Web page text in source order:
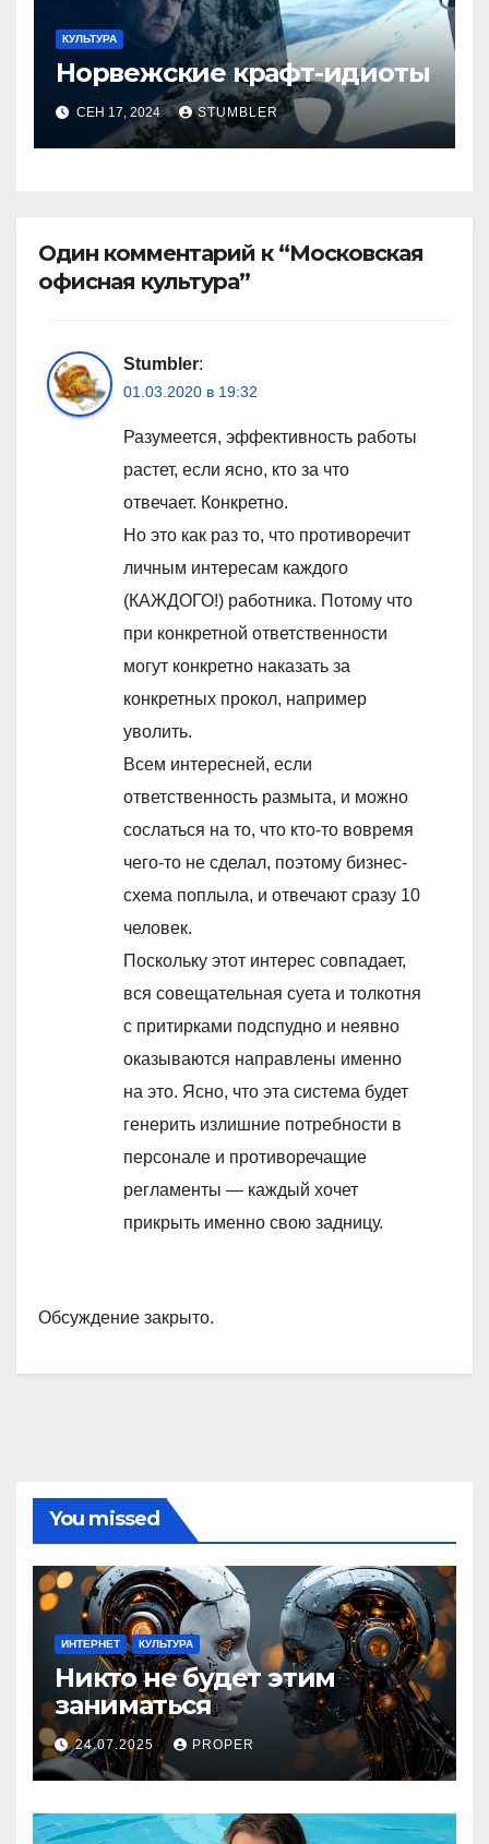
КУЛЬТУРА
Норвежские крафт-идиоты
СЕН 17, 2024 STUMBLER
Один комментарий к “Московская
офисная культура”
Stumbler:
01.03.2020 в 19:32
Разумеется, эффективность работы
растет, если ясно, кто за что
отвечает. Конкретно.
Но это как раз то, что противоречит
личным интересам каждого
(КАЖДОГО!) работника. Потому что
при конкретной ответственности
могут конкретно наказать за
конкретных прокол, например
уволить.
Всем интересней, если
ответственность размыта, и можно
сослаться на то, что кто-то вовремя
чего-то не сделал, поэтому бизнес-
схема поплыла, и отвечают сразу 10
человек.
Поскольку этот интерес совпадает,
вся совещательная суета и толкотня
с притирками подспудно и неявно
оказываются направлены именно
на это. Ясно, что эта система будет
генерить излишние потребности в
персонале и противоречащие
регламенты — каждый хочет
прикрыть именно свою задницу.
Обсуждение закрыто.
You missed
ИНТЕРНЕТ КУЛЬТУРА
Никто не будет этим
заниматься
24.07.2025 PROPER